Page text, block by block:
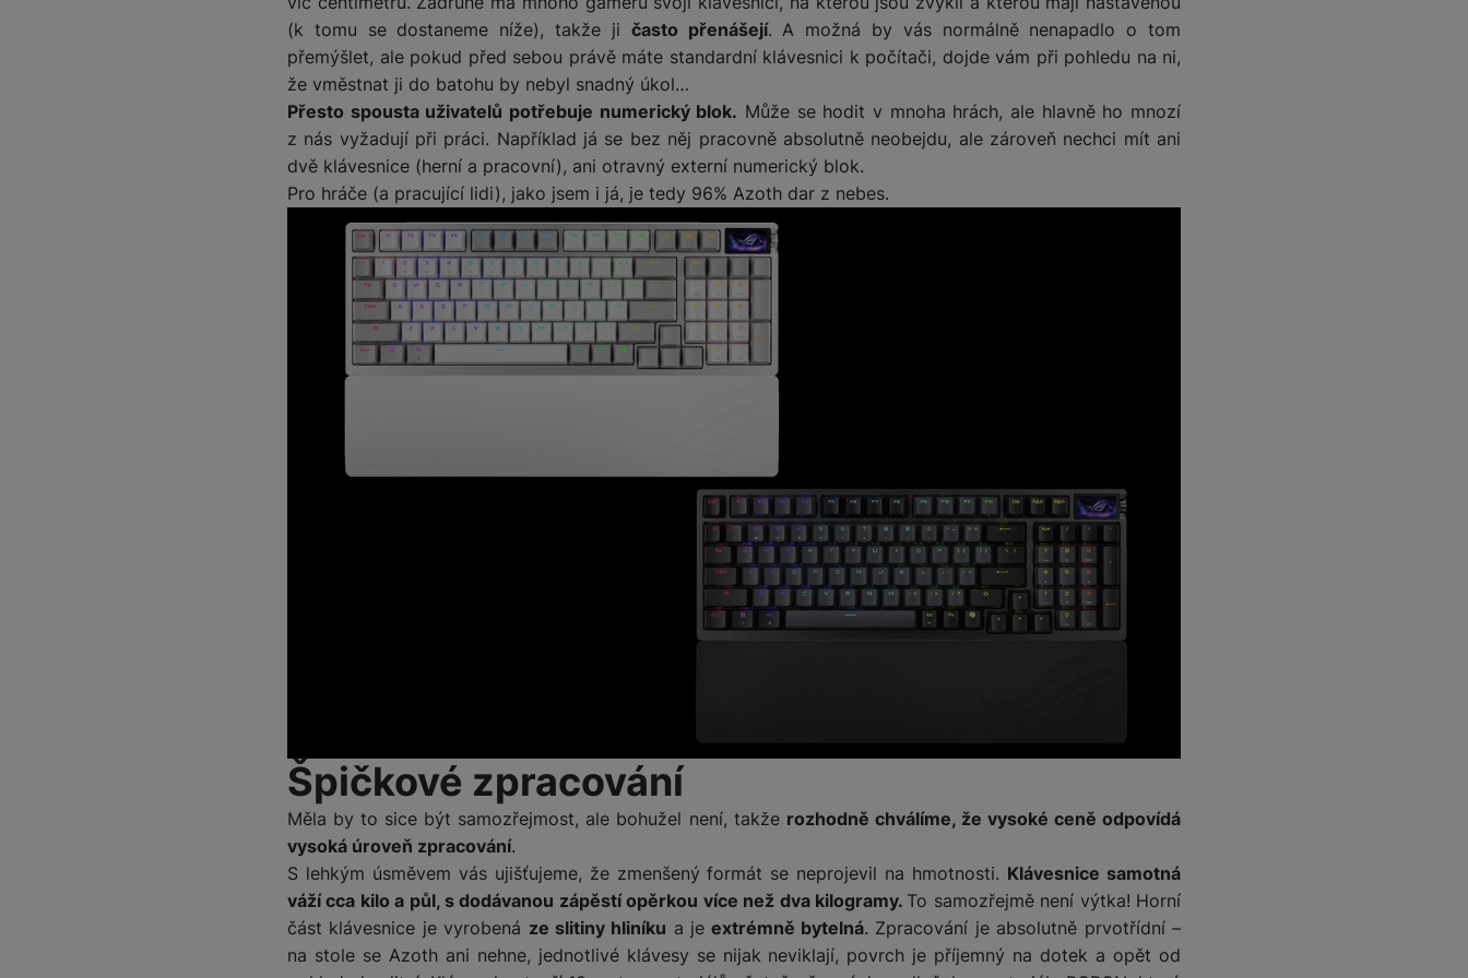
Marketingové cookies používáme my nebo naši partneři, abychom vám mohli zobrazit vhodné obsahy nebo reklamy jak
na našich stránkách, tak na stránkách třetích stran.
(k tomu se dostaneme níže), takže ji často přenášejí. A možná by vás normálně nenapadlo o tom
přemýšlet, ale pokud před sebou právě máte standardní klávesnici k počítači, dojde vám při pohledu na ni,
že vměstnat ji do batohu by nebyl snadný úkol…
Přesto spousta uživatelů potřebuje numerický blok. Může se hodit v mnoha hrách, ale hlavně ho mnozí
z nás vyžadují při práci. Například já se bez něj pracovně absolutně neobejdu, ale zároveň nechci mít ani
dvě klávesnice (herní a pracovní), ani otravný externí numerický blok.
Pro hráče (a pracující lidi), jako jsem i já, je tedy 96% Azoth dar z nebes.
Špičkové zpracování
Měla by to sice být samozřejmost, ale bohužel není, takže rozhodně chválíme, že vysoké ceně odpovídá
vysoká úroveň zpracování.
S lehkým úsměvem vás ujišťujeme, že zmenšený formát se neprojevil na hmotnosti. Klávesnice samotná
váží cca kilo a půl, s dodávanou zápěstí opěrkou více než dva kilogramy. To samozřejmě není výtka! Horní
část klávesnice je vyrobená ze slitiny hliníku a je extrémně bytelná. Zpracování je absolutně prvotřídní –
na stole se Azoth ani nehne, jednotlivé klávesy se nijak neviklají, povrch je příjemný na dotek a opět od